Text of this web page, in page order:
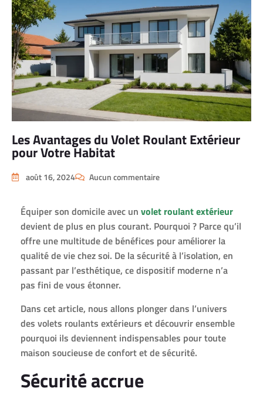
Les Avantages du Volet Roulant Extérieur
pour Votre Habitat
août 16, 2024 Aucun commentaire
Équiper son domicile avec un volet roulant extérieur
devient de plus en plus courant. Pourquoi ? Parce qu’il
offre une multitude de bénéfices pour améliorer la
qualité de vie chez soi. De la sécurité à l’isolation, en
passant par l’esthétique, ce dispositif moderne n’a
pas fini de vous étonner.
Dans cet article, nous allons plonger dans l’univers
des volets roulants extérieurs et découvrir ensemble
pourquoi ils deviennent indispensables pour toute
maison soucieuse de confort et de sécurité.
Sécurité accrue